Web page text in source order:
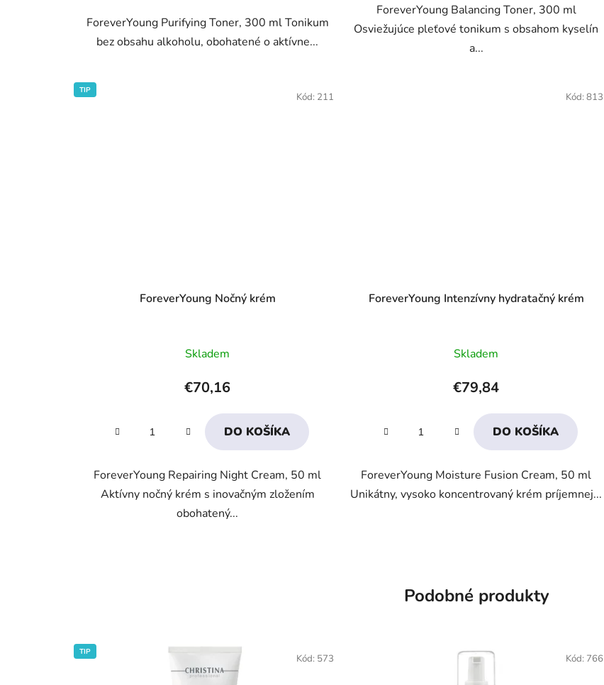
ForeverYoung Purifying Toner, 300 ml Tonikum
bez obsahu alkoholu, obohatené o aktívne...
hviezdičiek.
ForeverYoung Balancing Toner, 300 ml
Osviežujúce pleťové tonikum s obsahom kyselín
a...
TIP
ForeverYoung Nočný krém
hodnotenie
produktu
je
4,0
z
hviezdičiek.
Skladem
€70,16
DO KOŠÍKA
ForeverYoung Repairing Night Cream, 50 ml
Aktívny nočný krém s inovačným zložením
obohatený...
Kód: 211
ForeverYoung Intenzívny hydratačný krém
hodnotenie
produktu
je
4,1
z
hviezdičiek.
Skladem
€79,84
DO KOŠÍKA
ForeverYoung Moisture Fusion Cream, 50 ml
Unikátny, vysoko koncentrovaný krém príjemnej...
Kód: 813
Podobné produkty
TIP
Kód: 573 Kód: 766